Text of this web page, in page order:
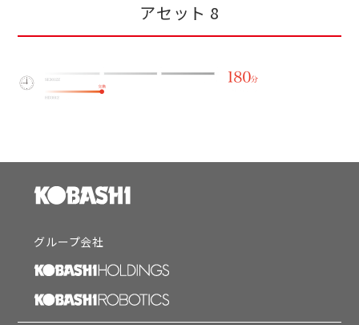
アセット 8
グループ会社